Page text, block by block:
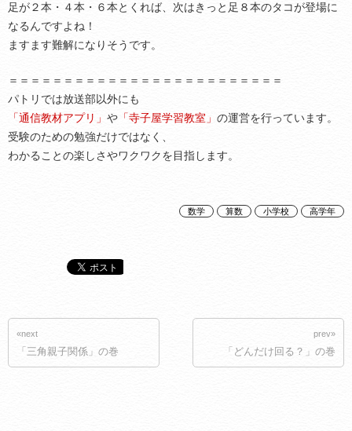
足が２本・４本・６本とくれば、次はきっと足８本のタコが登場に
なるんですよね！
ますます難解になりそうです。
＝＝＝＝＝＝＝＝＝＝＝＝＝＝＝＝＝＝＝＝＝＝＝＝＝
パトリでは放送部以外にも
「通信教材アプリ」 や 「寺子屋学習教室」 の運営を行っています。
受験のための勉強だけではなく、
わかることの楽しさやワクワクを目指します。
数学 算数 小学校 高学年
«next
「三角親子関係」の巻
prev»
「どんだけ回る？」の巻